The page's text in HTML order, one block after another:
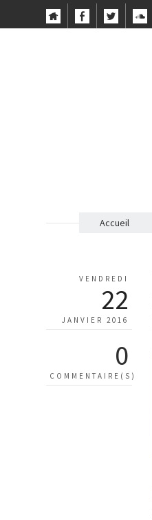
Accueil
VENDREDI
22
JANVIER 2016
0
COMMENTAIRE(S)